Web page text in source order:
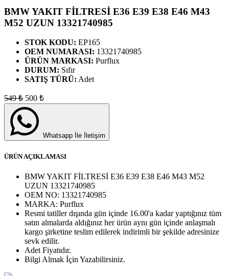
BMW YAKIT FİLTRESİ E36 E39 E38 E46 M43
M52 UZUN 13321740985
STOK KODU: EP165
OEM NUMARASI: 13321740985
ÜRÜN MARKASI: Purflux
DURUM: Sıfır
SATIŞ TÜRÜ: Adet
549₺ 500 ₺
Whatsapp İle İletişim
ÜRÜN AÇIKLAMASI
BMW YAKIT FİLTRESİ E36 E39 E38 E46 M43 M52
UZUN 13321740985
OEM NO: 13321740985
MARKA: Purflux
Resmi tatiller dışında gün içinde 16.00'a kadar yaptığınız tüm
satın almalarda aldığınız her ürün aynı gün içinde anlaşmalı
kargo şirketine teslim edilerek indirimli bir şekilde adresinize
sevk edilir.
Adet Fiyatıdır.
Bilgi Almak İçin Yazabilirsiniz.